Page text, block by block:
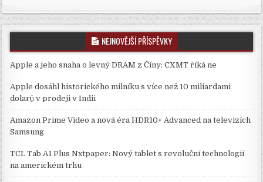
NEJNOVĚJŠÍ PŘÍSPĚVKY
Apple a jeho snaha o levný DRAM z Číny: CXMT říká ne
Apple dosáhl historického milníku s více než 10 miliardami
dolarů v prodeji v Indii
Amazon Prime Video a nová éra HDR10+ Advanced na televizích
Samsung
TCL Tab A1 Plus Nxtpaper: Nový tablet s revoluční technologií
na americkém trhu